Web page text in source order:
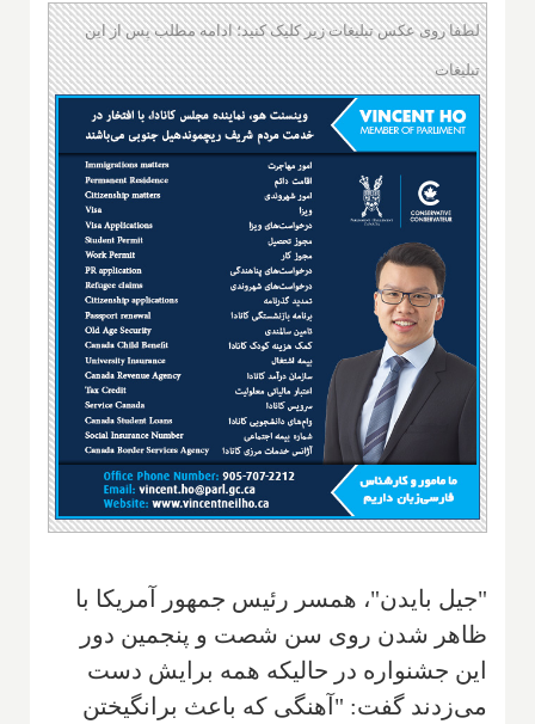
لطفا روی عکس تبلیغات زیر کلیک کنید؛ ادامه مطلب پس از این
تبلیغات
"جیل بایدن"، همسر رئیس جمهور آمریکا با
ظاهر شدن روی سن شصت و پنجمین دور
این جشنواره در حالیکه همه برایش دست
می‌زدند گفت: "آهنگی که باعث برانگیختن